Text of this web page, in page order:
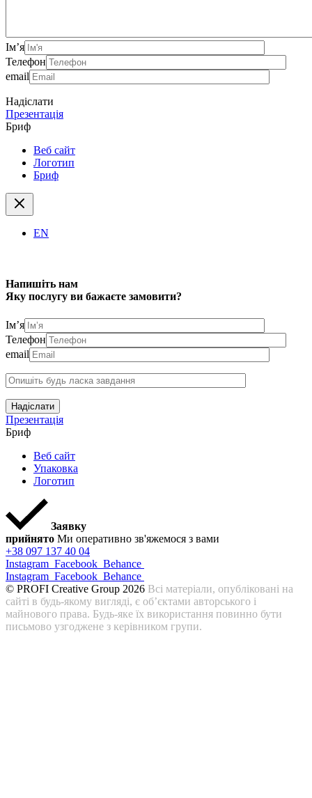
Ім’я
Телефон
email
Надіслати
Презентація
Бриф
Веб сайт
Логотип
Бриф
EN
Напишіть нам
Яку послугу ви бажаєте замовити?
Ім’я
Телефон
email
Надіслати
Презентація
Бриф
Веб сайт
Упаковка
Логотип
Заявку
прийнято Ми оперативно зв'яжемося з вами
+38 097 137 40 04
Instagram Facebook Behance
Instagram Facebook Behance
© PROFI Creative Group 2026 Всі матеріали, опубліковані на
сайті в будь-якому вигляді, є об’єктами авторського і
майнового права. Будь-яке їх використання повинно бути
письмово узгоджене з керівником групи.